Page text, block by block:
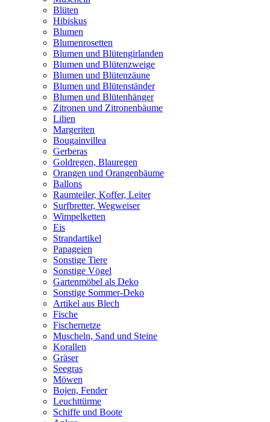
Blüten
Hibiskus
Blumen
Blumenrosetten
Blumen und Blütengirlanden
Blumen und Blütenzweige
Blumen und Blütenzäune
Blumen und Blütenständer
Blumen und Blütenhänger
Zitronen und Zitronenbäume
Lilien
Margeriten
Bougainvillea
Gerberas
Goldregen, Blauregen
Orangen und Orangenbäume
Ballons
Raumteiler, Koffer, Leiter
Surfbretter, Wegweiser
Wimpelketten
Eis
Strandartikel
Papageien
Sonstige Tiere
Sonstige Vögel
Gartenmöbel als Deko
Sonstige Sommer-Deko
Artikel aus Blech
Fische
Fischernetze
Muscheln, Sand und Steine
Korallen
Gräser
Seegras
Möwen
Bojen, Fender
Leuchttürme
Schiffe und Boote